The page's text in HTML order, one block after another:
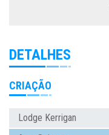
DETALHES
CRIAÇÃO
Lodge Kerrigan